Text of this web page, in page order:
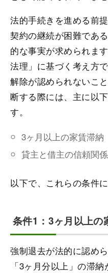
法的手続きを進める前
契約の継続が困難であ
的な事実が求められま
法理」に基づく考え方
解除が認められないこ
断する際には、主に以
す。
3ヶ月以上の家賃滞納
貸主と借主の信頼関
以下で、これらの条件
条件1：3ヶ月以上の
強制退去が法的に認め
「3ヶ月分以上」の滞